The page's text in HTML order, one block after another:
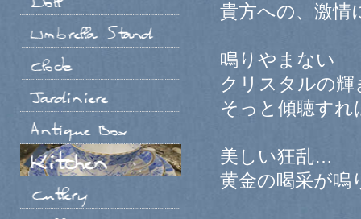
貴方への、激
鳴りやまない
クリスタルの輝
そっと傾聴すれ
美しい狂乱…
黄金の喝采が鳴